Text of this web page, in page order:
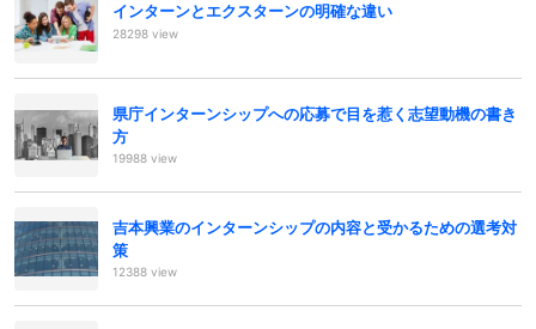
インターンとエクスターンの明確な違い
28298 view
県庁インターンシップへの応募で目を惹く志望動機の書き
方
19988 view
吉本興業のインターンシップの内容と受かるための選考対
策
12388 view